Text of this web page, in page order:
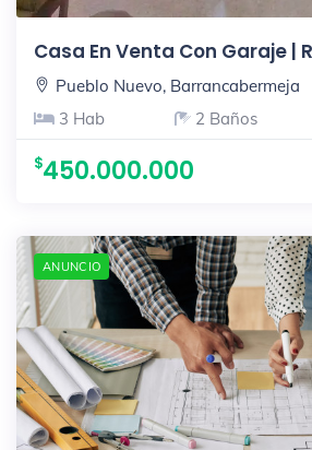
Casa En Venta Con Garaje |
Pueblo Nuevo, Barrancabermeja
3 Hab
2 Baños
450.000.000
ANUNCIO